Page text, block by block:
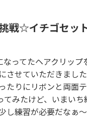
戦☆イチゴセッ
ってたヘアクリッ
させていただきま
たりにリボンと両
みたけど、いまい
練習が必要だなぁ